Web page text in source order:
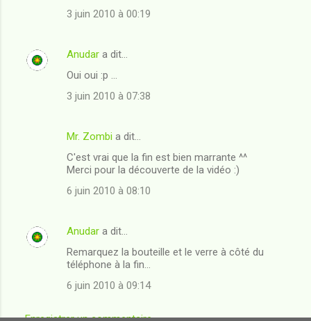
3 juin 2010 à 00:19
Anudar a dit…
Oui oui :p ...
3 juin 2010 à 07:38
Mr. Zombi a dit…
C'est vrai que la fin est bien marrante ^^
Merci pour la découverte de la vidéo :)
6 juin 2010 à 08:10
Anudar a dit…
Remarquez la bouteille et le verre à côté du
téléphone à la fin...
6 juin 2010 à 09:14